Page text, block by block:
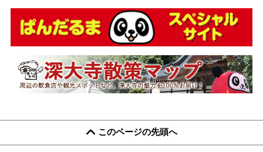
このページの先頭へ